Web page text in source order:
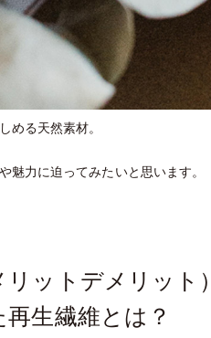
める天然素材。
魅力に迫ってみたいと思います。
ットデメリット）
生繊維とは？